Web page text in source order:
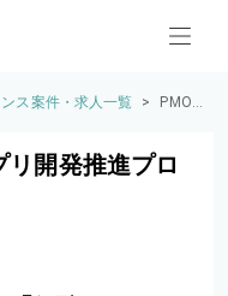
ス案件・求人一覧 >
PMO
Web/
開発推進プロ